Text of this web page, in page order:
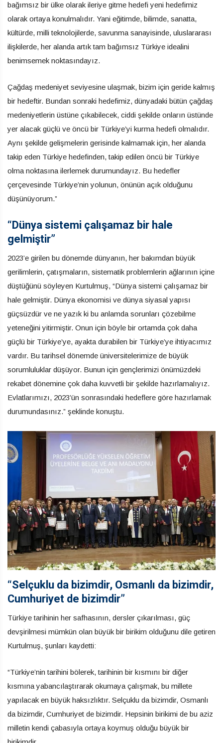
bağımsız bir ülke olarak ileriye gitme hedefi yeni hedefimiz
olarak ortaya konulmalıdır. Yani eğitimde, bilimde, sanatta,
kültürde, milli teknolojilerde, savunma sanayisinde, uluslararası
ilişkilerde, her alanda artık tam bağımsız Türkiye idealini
benimsemek noktasındayız.
Çağdaş medeniyet seviyesine ulaşmak, bizim için geride kalmış
bir hedeftir. Bundan sonraki hedefimiz, dünyadaki bütün çağdaş
medeniyetlerin üstüne çıkabilecek, ciddi şekilde onların üstünde
yer alacak güçlü ve öncü bir Türkiye’yi kurma hedefi olmalıdır.
Aynı şekilde gelişmelerin gerisinde kalmamak için, her alanda
takip eden Türkiye hedefinden, takip edilen öncü bir Türkiye
olma noktasına ilerlemek durumundayız. Bu hedefler
çerçevesinde Türkiye’nin yolunun, önünün açık olduğunu
düşünüyorum.”
“Dünya sistemi çalışamaz bir hale
gelmiştir”
2023’e girilen bu dönemde dünyanın, her bakımdan büyük
gerilimlerin, çatışmaların, sistematik problemlerin ağlarının içine
düştüğünü söyleyen Kurtulmuş, “Dünya sistemi çalışamaz bir
hale gelmiştir. Dünya ekonomisi ve dünya siyasal yapısı
güçsüzdür ve ne yazık ki bu anlamda sorunları çözebilme
yeteneğini yitirmiştir. Onun için böyle bir ortamda çok daha
güçlü bir Türkiye’ye, ayakta durabilen bir Türkiye’ye ihtiyacımız
vardır. Bu tarihsel dönemde üniversitelerimize de büyük
sorumluluklar düşüyor. Bunun için gençlerimizi önümüzdeki
rekabet dönemine çok daha kuvvetli bir şekilde hazırlamalıyız.
Evlatlarımızı, 2023’ün sonrasındaki hedeflere göre hazırlamak
durumundasınız.” şeklinde konuştu.
“Selçuklu da bizimdir, Osmanlı da bizimdir,
Cumhuriyet de bizimdir”
Türkiye tarihinin her safhasının, dersler çıkarılması, güç
devşirilmesi mümkün olan büyük bir birikim olduğunu dile getiren
Kurtulmuş, şunları kaydetti:
“Türkiye’nin tarihini bölerek, tarihinin bir kısmını bir diğer
kısmına yabancılaştırarak okumaya çalışmak, bu millete
yapılacak en büyük haksızlıktır. Selçuklu da bizimdir, Osmanlı
da bizimdir, Cumhuriyet de bizimdir. Hepsinin birikimi de bu aziz
milletin kendi çabasıyla ortaya koymuş olduğu büyük bir